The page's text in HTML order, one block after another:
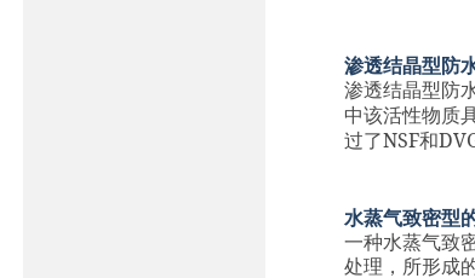
渗透结晶型防
渗透结晶型防
中该活性物质
过了NSF和
水蒸气致密型
一种水蒸气致
处理，所形成